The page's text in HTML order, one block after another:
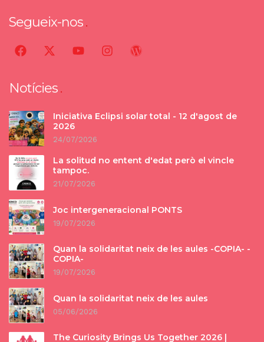
Segueix-nos
Notícies
Iniciativa Eclipsi solar total - 12 d'agost de
2026
24/07/2026
La solitud no entent d'edat però el vincle
tampoc.
21/07/2026
Joc intergeneracional PONTS
19/07/2026
Quan la solidaritat neix de les aules -COPIA- -
COPIA-
19/07/2026
Quan la solidaritat neix de les aules
05/06/2026
The Curiosity Brings Us Together 2026 |